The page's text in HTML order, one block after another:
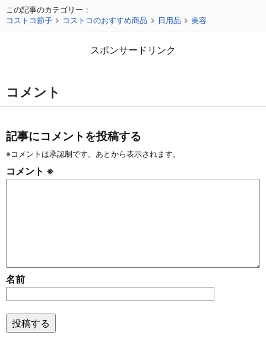
この記事のカテゴリー：
コストコ節子
コストコのおすすめ商品 日用品 美容
スポンサードリンク
コメント
記事にコメントを投稿する
※コメントは承認制です。あとから表示されます。
コメント ※
名前